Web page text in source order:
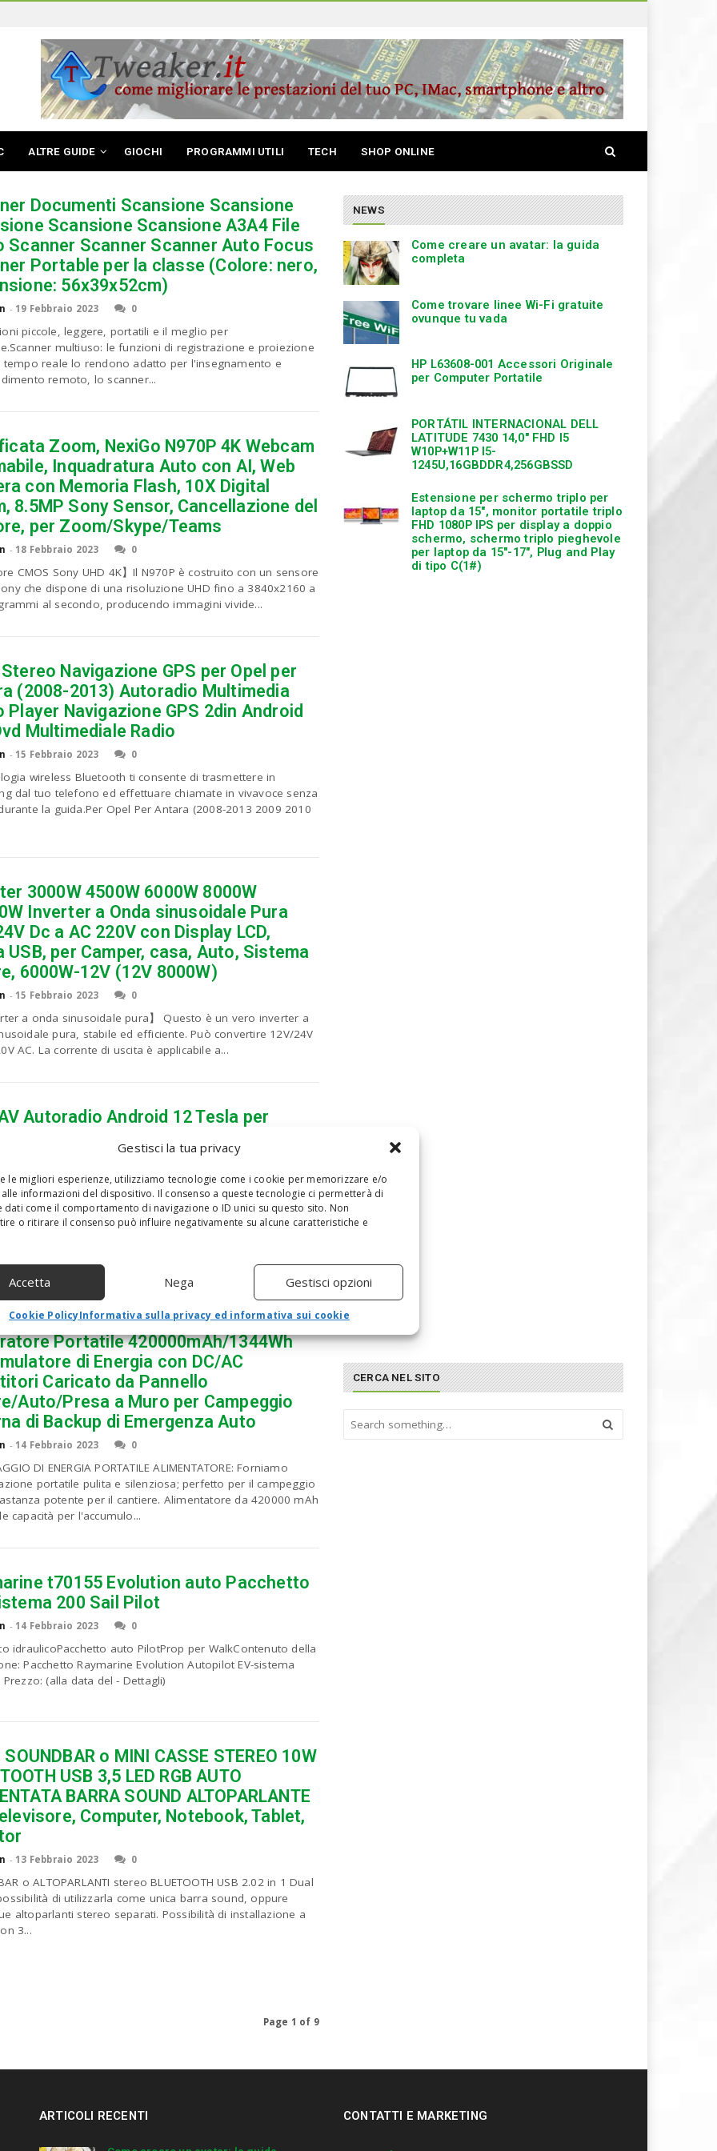
Gestisci la tua privacy
le migliori esperienze, utilizziamo tecnologie come i cookie per memorizzare e/o
informazioni del dispositivo. Il consenso a queste tecnologie ci permetterà di
dati come il comportamento di navigazione o ID unici su questo sito. Non
o ritirare il consenso può influire negativamente su alcune caratteristiche e
Accetta Nega Gestisci opzioni
Cookie PolicyInformativa sulla privacy ed informativa sui cookie
ALTRE GUIDE GIOCHI PROGRAMMI UTILI TECH SHOP ONLINE
r
c
h
Documenti Scansione Scansione
Scansione Scansione A3A4 File
Scanner Scanner Scanner Auto Focus
Portable per la classe (Colore: nero,
56x39x52cm)
- 19 Febbraio 2023 0
piccole, leggere, portatili e il meglio per
multiuso: le funzioni di registrazione e proiezione
tempo reale lo rendono adatto per l'insegnamento e
remoto, lo scanner...
Zoom, NexiGo N970P 4K Webcam
Inquadratura Auto con AI, Web
con Memoria Flash, 10X Digital
8.5MP Sony Sensor, Cancellazione del
per Zoom/Skype/Teams
- 18 Febbraio 2023 0
CMOS Sony UHD 4K】Il N970P è costruito con un sensore
che dispone di una risoluzione UHD fino a 3840x2160 a
al secondo, producendo immagini vivide...
Navigazione GPS per Opel per
(2008-2013) Autoradio Multimedia
Player Navigazione GPS 2din Android
Multimediale Radio
- 15 Febbraio 2023 0
wireless Bluetooth ti consente di trasmettere in
dal tuo telefono ed effettuare chiamate in vivavoce senza
la guida.Per Opel Per Antara (2008-2013 2009 2010
3000W 4500W 6000W 8000W
Inverter a Onda sinusoidale Pura
Dc a AC 220V con Display LCD,
USB, per Camper, casa, Auto, Sistema
6000W-12V (12V 8000W)
- 15 Febbraio 2023 0
a onda sinusoidale pura】 Questo è un vero inverter a
pura, stabile ed efficiente. Può convertire 12V/24V
AC. La corrente di uscita è applicabile a...
Autoradio Android 12 Tesla per
2019, 256 GB, unità principale di
GPS per auto, Bluetooth,
- 15 Febbraio 2023 0
del veicolo】 Per Maserati GT/GC Grancabrio
Portatile 420000mAh/1344Wh
di Energia con DC/AC
Caricato da Pannello
Auto/Presa a Muro per Campeggio
di Backup di Emergenza Auto
- 14 Febbraio 2023 0
DI ENERGIA PORTATILE ALIMENTATORE: Forniamo
portatile pulita e silenziosa; perfetto per il campeggio
potente per il cantiere. Alimentatore da 420000 mAh
capacità per l'accumulo...
t70155 Evolution auto Pacchetto
200 Sail Pilot
- 14 Febbraio 2023 0
idraulicoPacchetto auto PilotProp per WalkContenuto della
Pacchetto Raymarine Evolution Autopilot EV-sistema
Prezzo: (alla data del - Dettagli)
o MINI CASSE STEREO 10W
USB 3,5 LED RGB AUTO
BARRA SOUND ALTOPARLANTE
Computer, Notebook, Tablet,
- 13 Febbraio 2023 0
o ALTOPARLANTI stereo BLUETOOTH USB 2.02 in 1 Dual
di utilizzarla come unica barra sound, oppure
altoparlanti stereo separati. Possibilità di installazione a
3...
Page 1 of 9
NEWS
Come creare un avatar: la guida
completa
Come trovare linee Wi-Fi gratuite
ovunque tu vada
HP L63608-001 Accessori Originale
per Computer Portatile
PORTÁTIL INTERNACIONAL DELL
LATITUDE 7430 14,0″ FHD I5
W10P+W11P I5-
1245U,16GBDDR4,256GBSSD
Estensione per schermo triplo per
laptop da 15″, monitor portatile triplo
FHD 1080P IPS per display a doppio
schermo, schermo triplo pieghevole
per laptop da 15″-17″, Plug and Play
di tipo C(1#)
CERCA NEL SITO
ARTICOLI RECENTI CONTATTI E MARKETING